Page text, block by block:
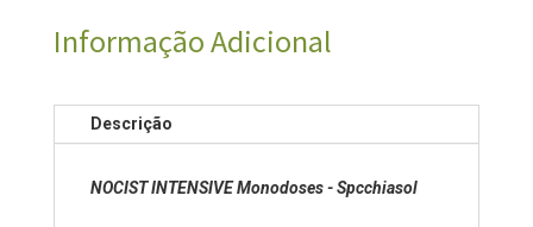
Informação Adicional
Descrição
NOCIST INTENSIVE Monodoses - Spcchiasol